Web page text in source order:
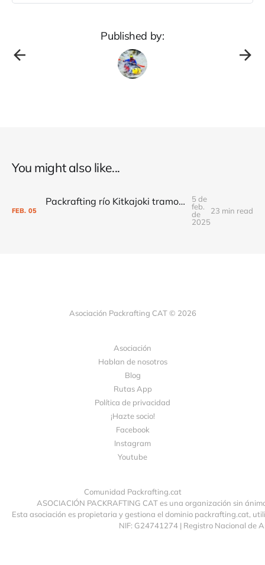
Published by:
You might also like...
FEB. 05
Packrafting río Kitkajoki tramo T4 Kaïla - Harjakoski rapids to Base camp Oulanka Beach
5 de
feb.
de
2025
23 min read
Asociación Packrafting CAT © 2026
Asociación
Hablan de nosotros
Blog
Rutas App
Política de privacidad
¡Hazte socio!
Facebook
Instagram
Youtube
Comunidad Packrafting.cat
ASOCIACIÓN PACKRAFTING CAT es una organización sin
Esta asociación es propietaria y gestiona el dominio packrafting.cat,
NIF: G24741274 | Registro Nacional de